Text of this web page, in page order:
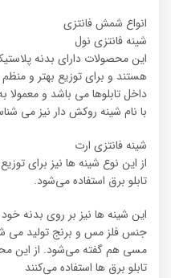
انواع شمش فانتزی
شینه فانتزی نول
این محصولات دارای بدنه
هستند و برای توزیع بهتر و
داخل تابلوها می باشد و
با نام شینه روکش دار نیز می
شینه فانتزی ارت
از این نوع شینه ها نیز برای
تابلو برق استفاده می‌شود.
این شینه ها نیز بر روی بدنه
جنس فلز مس و برنج تولید می
مسی هم گفته می‌شود. از این
تابلو برق ها استفاده می‌کنند